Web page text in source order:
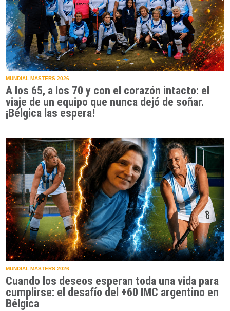
MUNDIAL MASTERS 2026
A los 65, a los 70 y con el corazón intacto: el
viaje de un equipo que nunca dejó de soñar.
¡Bélgica las espera!
MUNDIAL MASTERS 2026
Cuando los deseos esperan toda una vida para
cumplirse: el desafío del +60 IMC argentino en
Bélgica